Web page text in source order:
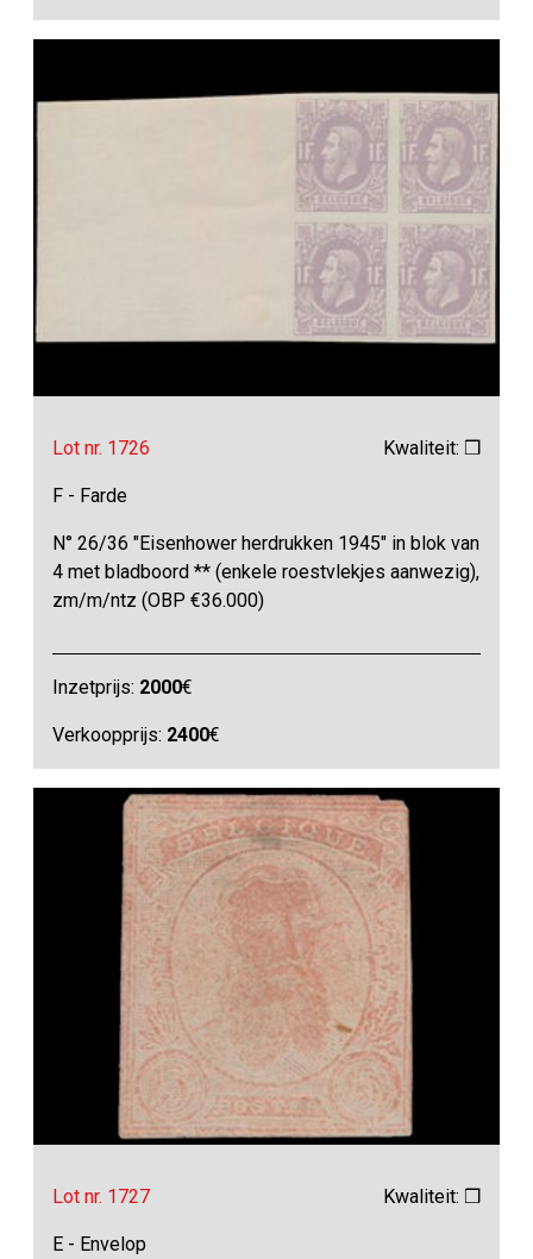
Lot nr. 1726 Kwaliteit: ❒
F - Farde
N° 26/36 "Eisenhower herdrukken 1945" in blok van
4 met bladboord ** (enkele roestvlekjes aanwezig),
zm/m/ntz (OBP €36.000)
Inzetprijs: 2000€
Verkoopprijs: 2400€
Lot nr. 1727 Kwaliteit: ❒
E - Envelop